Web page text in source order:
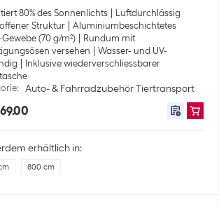
80% des Sonnenlichts
Luftdurchlässig
Struktur
Aluminiumbeschichtetes
Gewebe (70 g/m²)
Rundum mit
versehen
Wasser- und UV-
Inklusive wiederverschliessbarer
: Auto- & Fahrradzubehör Tiertransport
69.00
erhältlich in:
800 cm